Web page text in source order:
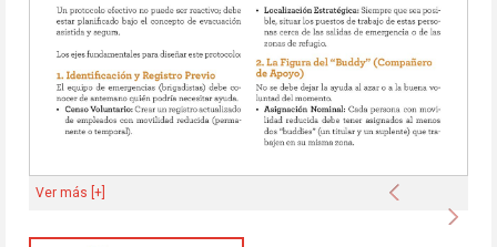
Anterior
Ver más [+]